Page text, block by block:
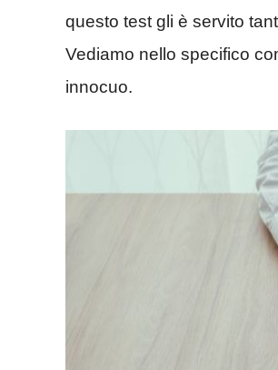
questo test gli è servito
Vediamo nello specifico
innocuo.